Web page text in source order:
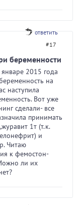
ответить
#17
беременности
2015 года
на
наступила
Вот уже
сделали- все
принимать
1т (т.к.
и
Читаю
к фемостон-
ли их